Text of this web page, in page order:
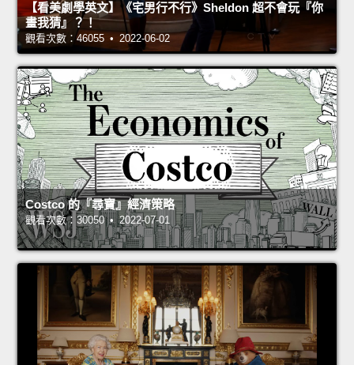
【看美劇學英文】《宅男行不行》Sheldon 超不會玩『你
畫我猜』？！
觀看次數：46055 • 2022-06-02
Costco 的『尋寶』經濟策略
觀看次數：30050 • 2022-07-01